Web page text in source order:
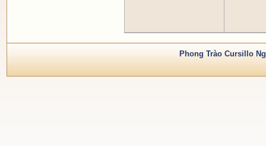
Phong Trào Cursillo